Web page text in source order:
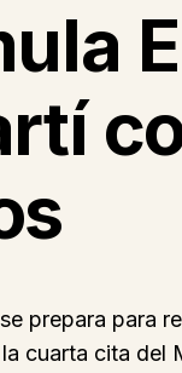
prepara para
cuarta cita del